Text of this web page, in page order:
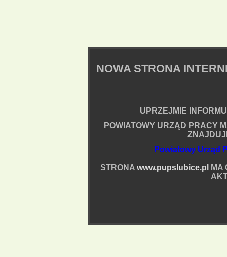
NOWA STRONA
UPRZEJMIE
POWIATOWY URZĄD PRACY
Powiatowy Urząd
STRONA www.pupslubice.pl
MA